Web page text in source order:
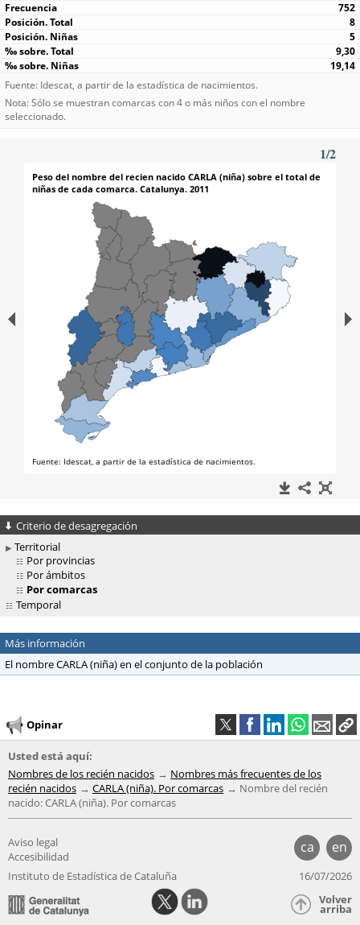
752
8
5
9,30
19,14
Fuente: Idescat, a partir de la estadística de nacimientos.
Nota: Sólo se muestran comarcas con 4 o más niños con el nombre
seleccionado.
Criterio de desagregación
Territorial
Por provincias
Por ámbitos
Por comarcas
Temporal
Más información
El nombre CARLA (niña) en el conjunto de la población
Opinar
Usted está aquí:
Nombres de los recién nacidos
Nombres más frecuentes de los
recién nacidos
CARLA (niña). Por comarcas
Nombre del recién
nacido: CARLA (niña). Por comarcas
ca en
Aviso legal
Accesibilidad
Instituto de Estadística de Cataluña
16/07/2026
Volver
arriba